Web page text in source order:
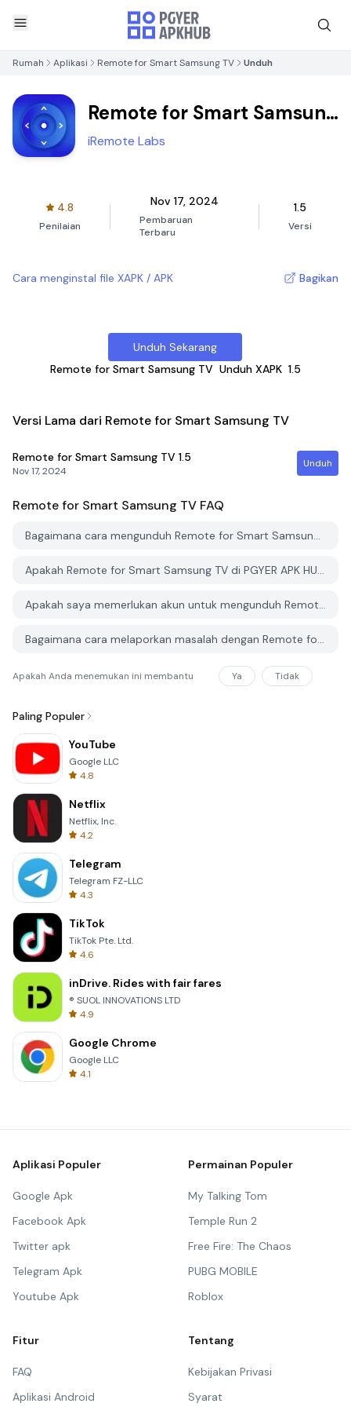
Rumah Aplikasi Remote for Smart Samsung TV Unduh
Remote for Smart Samsung
TV
iRemote Labs
4.8
Penilaian
Nov 17, 2024
Pembaruan
Terbaru
1.5
Versi
Cara menginstal file XAPK / APK Bagikan
Unduh Sekarang
Remote for Smart Samsung TV Unduh XAPK 1.5
Versi Lama dari Remote for Smart Samsung TV
Remote for Smart Samsung TV 1.5
Nov 17, 2024
Unduh
Remote for Smart Samsung TV FAQ
Bagaimana cara mengunduh Remote for Smart Samsung TV dari PGYER APK HUB?
Apakah Remote for Smart Samsung TV di PGYER APK HUB gratis untuk diunduh?
Apakah saya memerlukan akun untuk mengunduh Remote for Smart Samsung TV dari PGYER APK HUB?
Bagaimana cara melaporkan masalah dengan Remote for Smart Samsung TV di PGYER APK HUB?
Apakah Anda menemukan ini membantu Ya Tidak
Paling Populer
YouTube
Google LLC
4.8
Netflix
Netflix, Inc.
4.2
Telegram
Telegram FZ-LLC
4.3
TikTok
TikTok Pte. Ltd.
4.6
inDrive. Rides with fair fares
® SUOL INNOVATIONS LTD
4.9
Google Chrome
Google LLC
4.1
Aplikasi Populer
Google Apk
Facebook Apk
Twitter apk
Telegram Apk
Youtube Apk
Permainan Populer
My Talking Tom
Temple Run 2
Free Fire: The Chaos
PUBG MOBILE
Roblox
Fitur
FAQ
Aplikasi Android
Tentang
Kebijakan Privasi
Syarat